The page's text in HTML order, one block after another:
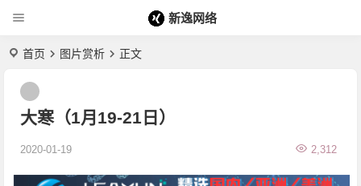
新逸网络
首页 图片赏析 正文
大寒（1月19-21日）
2020-01-19 2,312